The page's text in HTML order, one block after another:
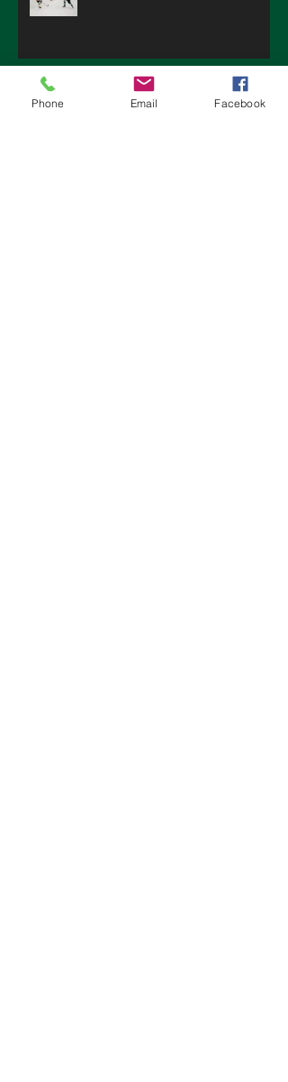
Eine Serie musste heute enden...
Phone Email Facebook